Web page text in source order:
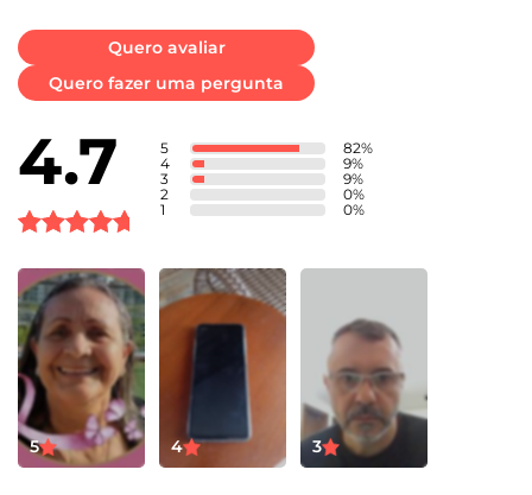
12 GB + RAM Boost
Armazenamento
Armazenamento Disponível: 237 GB
Tela
Informação de tela
Cinema Vision 6,7" FHD+ | HDR10 | 90 Hz
Bateria
Tamanho da bateria
5000 mAh
4.7 5 82%
4
9%
3
9%
2
0%
1
0%
Quero avaliar
Quero fazer uma pergunta
5 4 3